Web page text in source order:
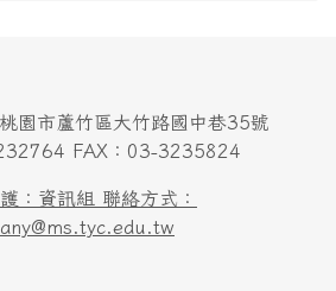
園市蘆竹區大竹路國中巷35號
FAX：03-3235824
：資訊組 聯絡方式：